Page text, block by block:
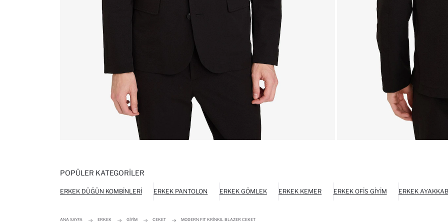
POPÜLER KATEGORILER
ERKEK DÜĞÜN KOMBINLERI ERKEK PANTOLON ERKEK GÖMLEK ERKEK KEMER ERKEK OFIS GIYIM ERKEK
ANA SAYFA ERKEK GIYIM CEKET MODERN FIT KRINKIL BLAZER CEKET